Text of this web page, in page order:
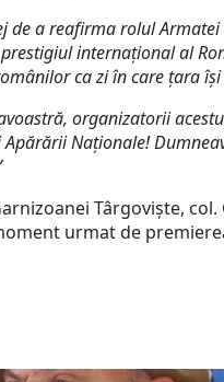
de a reafirma rolul
internaţional al
ca zi în care ţara
organizatorii
Naționale!
Târgoviște, col.
urmat de